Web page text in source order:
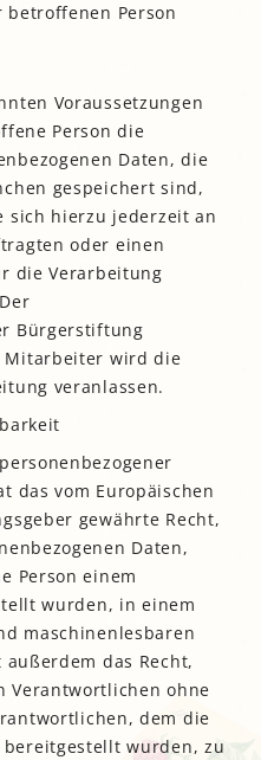
Person
Voraussetzungen
Person die
Daten, die
gespeichert sind,
sich hierzu jederzeit an
oder einen
die Verarbeitung
Bürgerstiftung
Mitarbeiter wird die
veranlassen.
das vom Europäischen
gewährte Recht,
Daten,
Person einem
wurden, in einem
maschinenlesbaren
das Recht,
Verantwortlichen ohne
dem die
bereitgestellt wurden, zu